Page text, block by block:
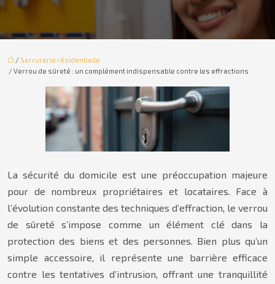
/ Serrurerie résidentielle
/ Verrou de sûreté : un complément indispensable contre les effractions
La sécurité du domicile est une préoccupation majeure
pour de nombreux propriétaires et locataires. Face à
l’évolution constante des techniques d’effraction, le verrou
de sûreté s’impose comme un élément clé dans la
protection des biens et des personnes. Bien plus qu’un
simple accessoire, il représente une barrière efficace
contre les tentatives d’intrusion, offrant une tranquillité